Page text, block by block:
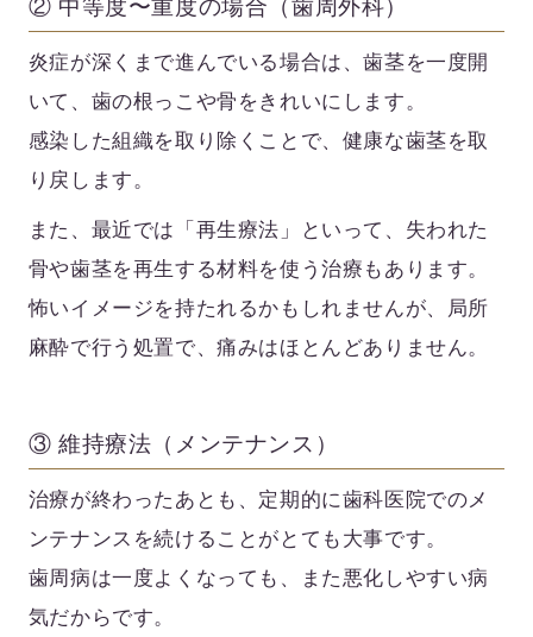
② 中等度〜重度の場合（歯周外科）
炎症が深くまで進んでいる場合は、歯茎を一度開
いて、歯の根っこや骨をきれいにします。
感染した組織を取り除くことで、健康な歯茎を取
り戻します。
また、最近では「再生療法」といって、 失われた
骨や歯茎を再生する材料を使う治療もあります。
怖いイメージを持たれるかもしれませんが、局所
麻酔で行う処置で、痛みはほとんどありません。
③ 維持療法（メンテナンス）
治療が終わったあとも、定期的に歯科医院でのメ
ンテナンスを続けることがとても大事です。
歯周病は一度よくなっても、また悪化しやすい病
気だからです。